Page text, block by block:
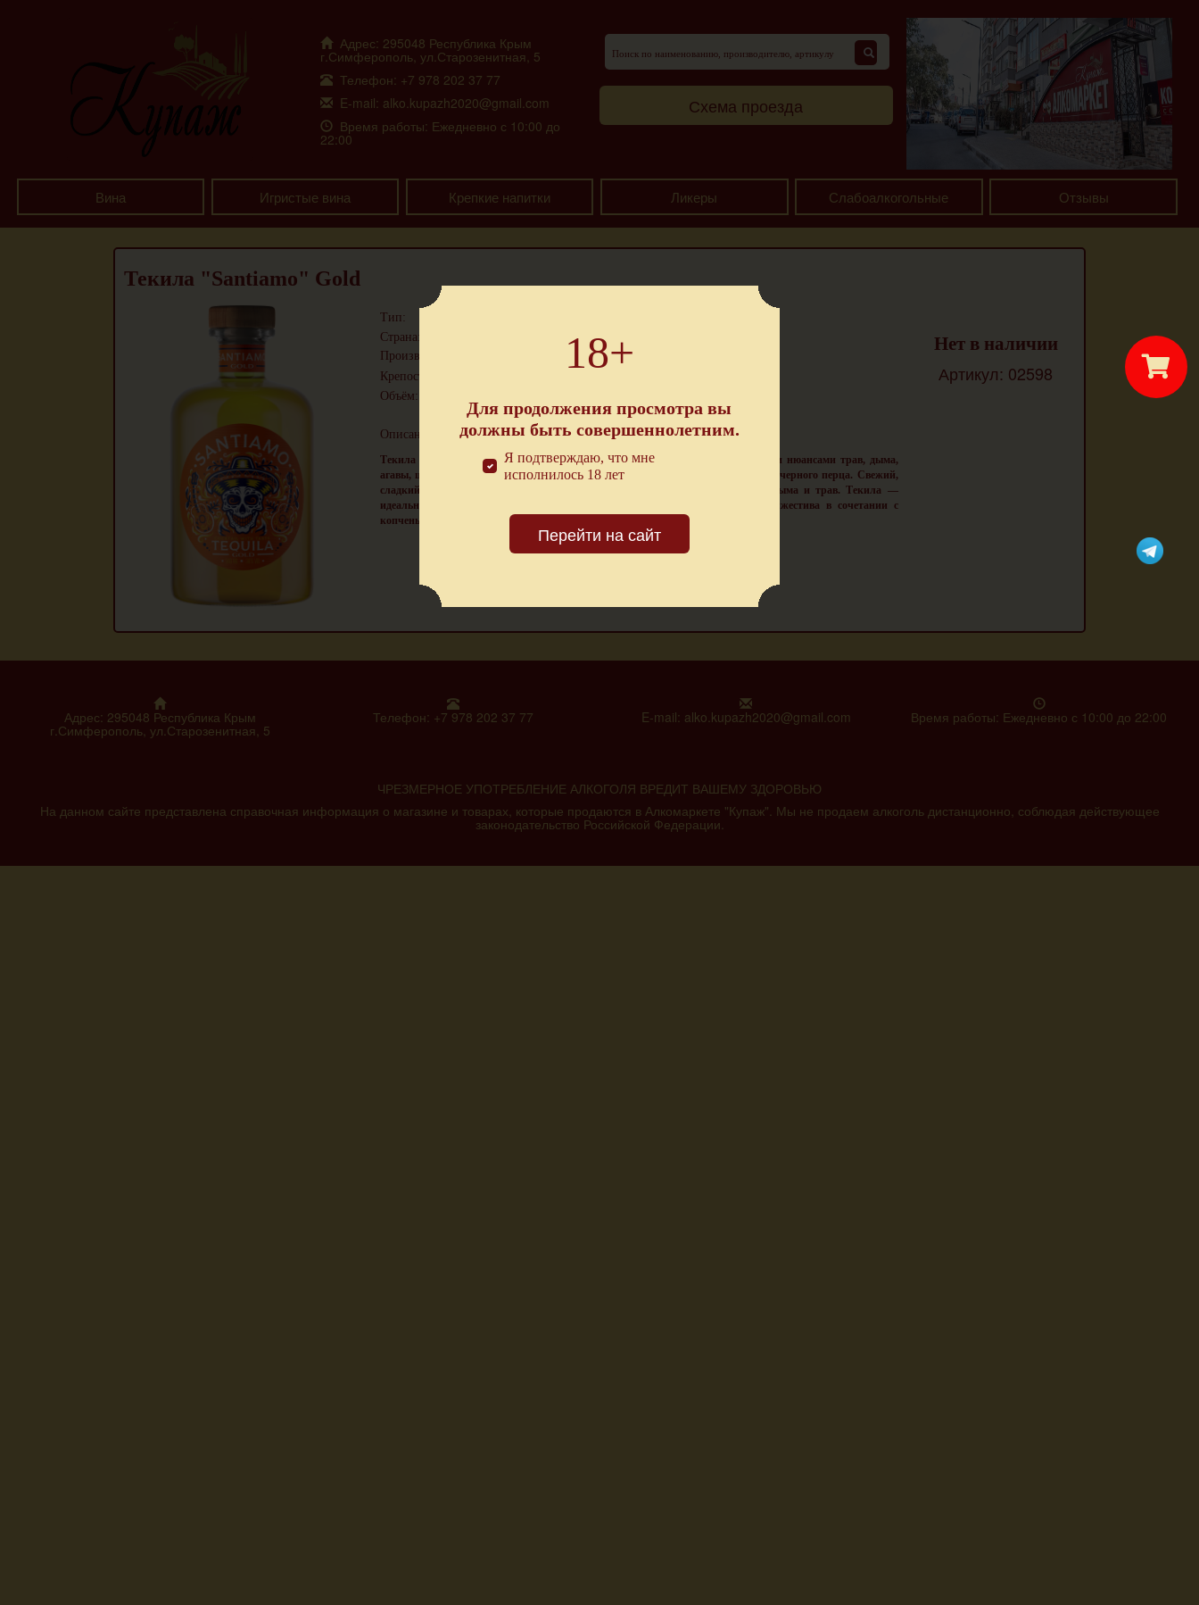
Адрес: 295048 Республика Крым
г.Симферополь, ул.Старозенитная, 5
Телефон: +7 978 202 37 77
E-mail: alko.kupazh2020@gmail.com
Время работы: Ежедневно с 10:00 до
22:00
Схема проезда
18+
Для продолжения просмотра вы
должны быть совершеннолетним.
Я подтверждаю, что мне
исполнилось 18 лет
Перейти на сайт
Вина Игристые вина Крепкие напитки Ликеры Слабоалкогольные Отзывы
Текила "Santiamo" Gold
Тип:
Страна:
Производитель:
Крепость:
Объём:
Описание:
Текила кристально чистого цвета. Вкус текилы очень чистый, сухой, с легкими нюансами трав, дыма,
агавы, цитрусовых. В послевкусии появляется сладость фруктов, ноты мяты и черного перца. Свежий,
сладкий аромат текилы наполнен характерными тонами агавы, оттенками дыма и трав. Текила —
идеальная основа для коктейлей и лонг-дринков, превосходна в качестве дижестива в сочетании с
копченым лососем.
Нет в наличии
Артикул: 02598
Адрес: 295048 Республика Крым
г.Симферополь, ул.Старозенитная, 5
Телефон: +7 978 202 37 77 E-mail: alko.kupazh2020@gmail.com Время работы: Ежедневно с 10:00 до 22:00
ЧРЕЗМЕРНОЕ УПОТРЕБЛЕНИЕ АЛКОГОЛЯ ВРЕДИТ ВАШЕМУ ЗДОРОВЬЮ
На данном сайте представлена справочная информация о магазине и товарах, которые продаются в Алкомаркете "Купаж". Мы не продаем алкоголь дистанционно, соблюдая действующее
законодательство Российской Федерации.